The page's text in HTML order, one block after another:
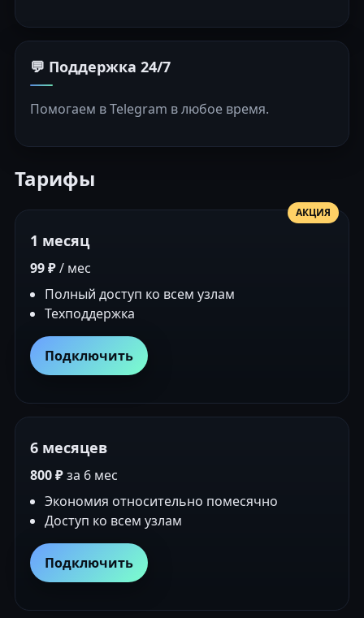
💬 Поддержка 24/7
Помогаем в Telegram в любое время.
Тарифы
АКЦИЯ
1 месяц
99 ₽/ мес
Полный доступ ко всем узлам
Техподдержка
Подключить
6 месяцев
800 ₽за 6 мес
Экономия относительно помесячно
Доступ ко всем узлам
Подключить